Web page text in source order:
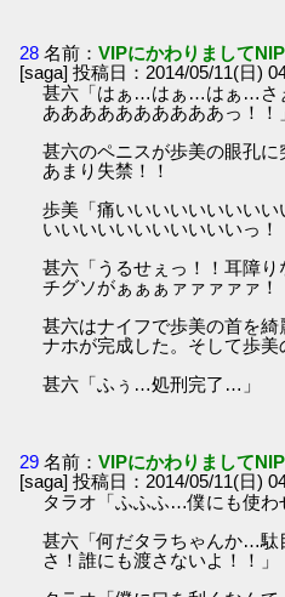
28 名前：VIPにかわりまして
[saga] 投稿日：2014/05/11(日)
甚六「はぁ…はぁ…はぁ…さ
ああああああああああっ！！
甚六のペニスが歩美の眼孔
あまり失禁！！
歩美「痛いいいいいいいい
いいいいいいいいいいいっ！
甚六「うるせぇっ！！耳障
チグソがぁぁぁァァァァァ！
甚六はナイフで歩美の首を
ナホが完成した。そして歩
甚六「ふぅ…処刑完了…」
29 名前：VIPにかわりまして
[saga] 投稿日：2014/05/11(日)
タラオ「ふふふ…僕にも使わ
甚六「何だタラちゃんか…駄
さ！誰にも渡さないよ！！」